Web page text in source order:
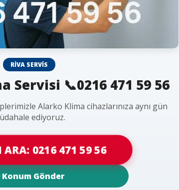
RIVA SERVIS
Servisi 📞0216 471 59 56
Alarko Klima cihazlarınıza aynı gün
ediyoruz.
ARA: 0216 471 59 56
Konum Gönder